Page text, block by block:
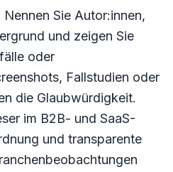
Sie Autor:innen,
und zeigen Sie
oder
Fallstudien oder
die Glaubwürdigkeit.
im B2B- und SaaS-
und transparente